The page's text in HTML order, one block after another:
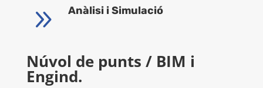
9 Anàlisi i Simulació
Núvol de punts / BIM i
Engind.